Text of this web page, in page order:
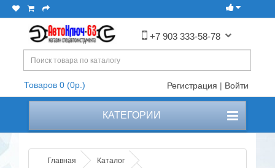
+7 903 333-58-78
Товаров 0 (0р.) Регистрация | Войти
КАТЕГОРИИ
Главная
Каталог